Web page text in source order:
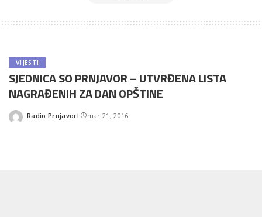
VIJESTI
SJEDNICA SO PRNJAVOR – UTVRĐENA LISTA
NAGRAĐENIH ZA DAN OPŠTINE
Posted
Radio Prnjavor mar 21, 2016